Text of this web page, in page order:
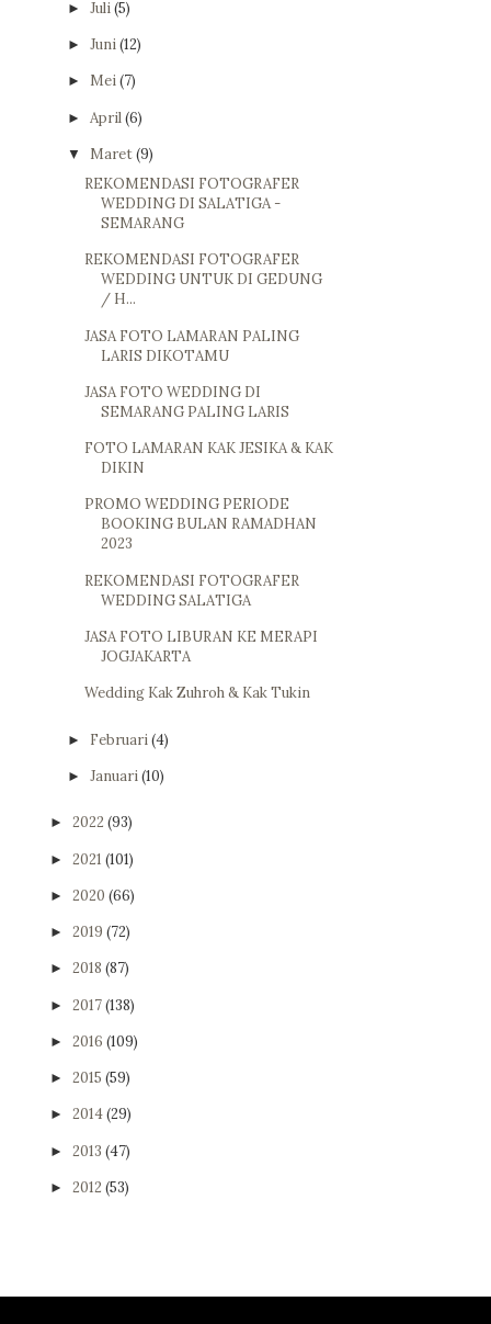
► Juli(5)
► Juni(12)
► Mei(7)
► April(6)
▼ Maret(9)
REKOMENDASI FOTOGRAFER
WEDDING DI SALATIGA -
SEMARANG
REKOMENDASI FOTOGRAFER
WEDDING UNTUK DI GEDUNG
/ H...
JASA FOTO LAMARAN PALING
LARIS DIKOTAMU
JASA FOTO WEDDING DI
SEMARANG PALING LARIS
FOTO LAMARAN KAK JESIKA & KAK
DIKIN
PROMO WEDDING PERIODE
BOOKING BULAN RAMADHAN
2023
REKOMENDASI FOTOGRAFER
WEDDING SALATIGA
JASA FOTO LIBURAN KE MERAPI
JOGJAKARTA
Wedding Kak Zuhroh & Kak Tukin
► Februari(4)
► Januari(10)
► 2022 (93)
► 2021 (101)
► 2020 (66)
► 2019 (72)
► 2018 (87)
► 2017(138)
► 2016 (109)
► 2015 (59)
► 2014(29)
► 2013 (47)
► 2012 (53)